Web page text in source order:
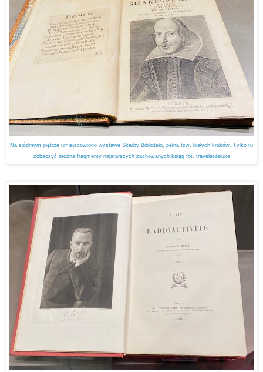
Na siódmym piętrze umiejscowiono wystawę Skarby Biblioteki, pełna tzw. białych kruków. Tylko tu
zobaczyć można fragmenty najstarszych zachowanych ksiąg fot. travelerdeluxe